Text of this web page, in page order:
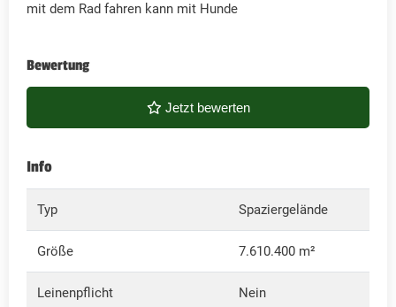
mit dem Rad fahren kann mit Hunde
Bewertung
Jetzt bewerten
Info
Typ Spaziergelände
Größe 7.610.400 m²
Leinenpflicht Nein